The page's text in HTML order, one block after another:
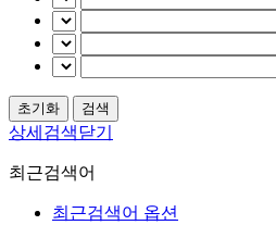
상세검색닫기
최근검색어
최근검색어 옵션